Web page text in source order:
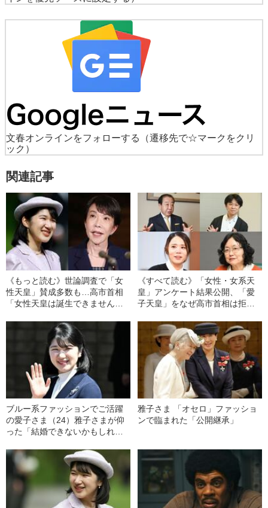
文春オンラインをフォローする
（遷移先で☆マークをクリ
ック）
関連記事
《もっと読む》世論調査で「女
性天皇」賛成多数も…高市首相
「女性天皇は誕生できません」
過去発言の真意
《すべて読む》「女性・女系天
皇」アンケート結果公開、「愛
子天皇」をなぜ高市首相は拒絶
哉、林真理子へのインタビュー
も 「愛子天皇」徹底論争
ブルー系ファッションでご活躍
の愛子さま（24）雅子さまが仰
った「結婚できないかもしれな
雅子さま 「オセロ」ファッショ
ンで臨まれた「公開継承」